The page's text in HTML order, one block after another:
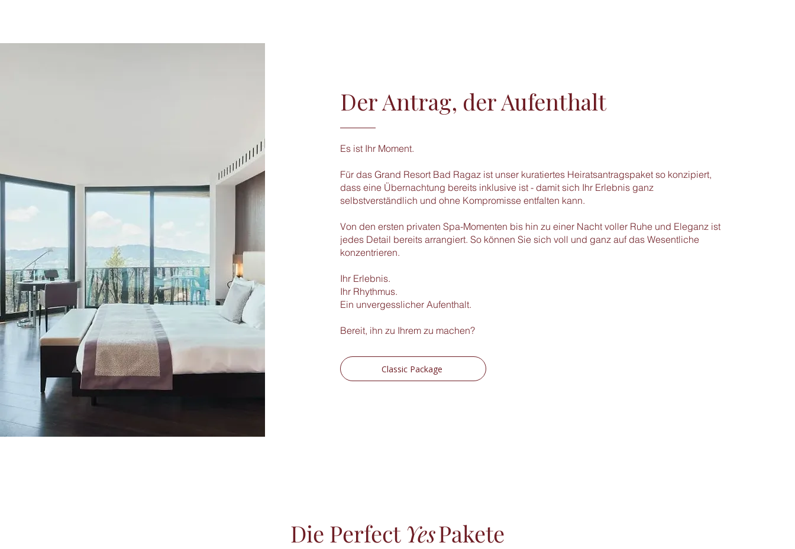
Der Antrag, der Aufenthalt
Es ist Ihr Moment.
Für das Grand Resort Bad Ragaz ist unser kuratiertes Heiratsantragspaket so konzipiert,
dass eine Übernachtung bereits inklusive ist - damit sich Ihr Erlebnis ganz
selbstverständlich und ohne Kompromisse entfalten kann.
Von den ersten privaten Spa-Momenten bis hin zu einer Nacht voller Ruhe und Eleganz ist
jedes Detail bereits arrangiert. So können Sie sich voll und ganz auf das Wesentliche
konzentrieren.
Ihr Erlebnis.
Ihr Rhythmus.
Ein unvergesslicher Aufenthalt.
Bereit, ihn zu Ihrem zu machen?
Classic Package
Die PerfectYesPakete